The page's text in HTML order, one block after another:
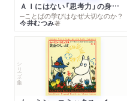
ＡＩにはない「思考力」の身につけ方
─ことばの学びはなぜ大切なのか？
今井むつみ著
シリーズ・全集